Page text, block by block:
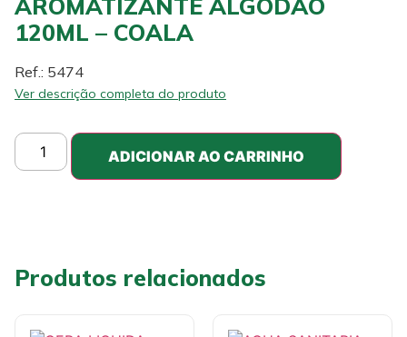
AROMATIZANTE ALGODÃO
120ML – COALA
Ref.: 5474
Ver descrição completa do produto
ADICIONAR AO CARRINHO
Produtos relacionados